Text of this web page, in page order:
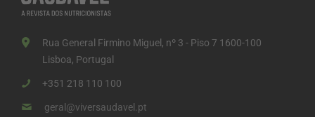
Rua General Firmino Miguel, nº 3 - Piso 7 1600-100
Lisboa, Portugal
+351 218 110 100
geral@viversaudavel.pt